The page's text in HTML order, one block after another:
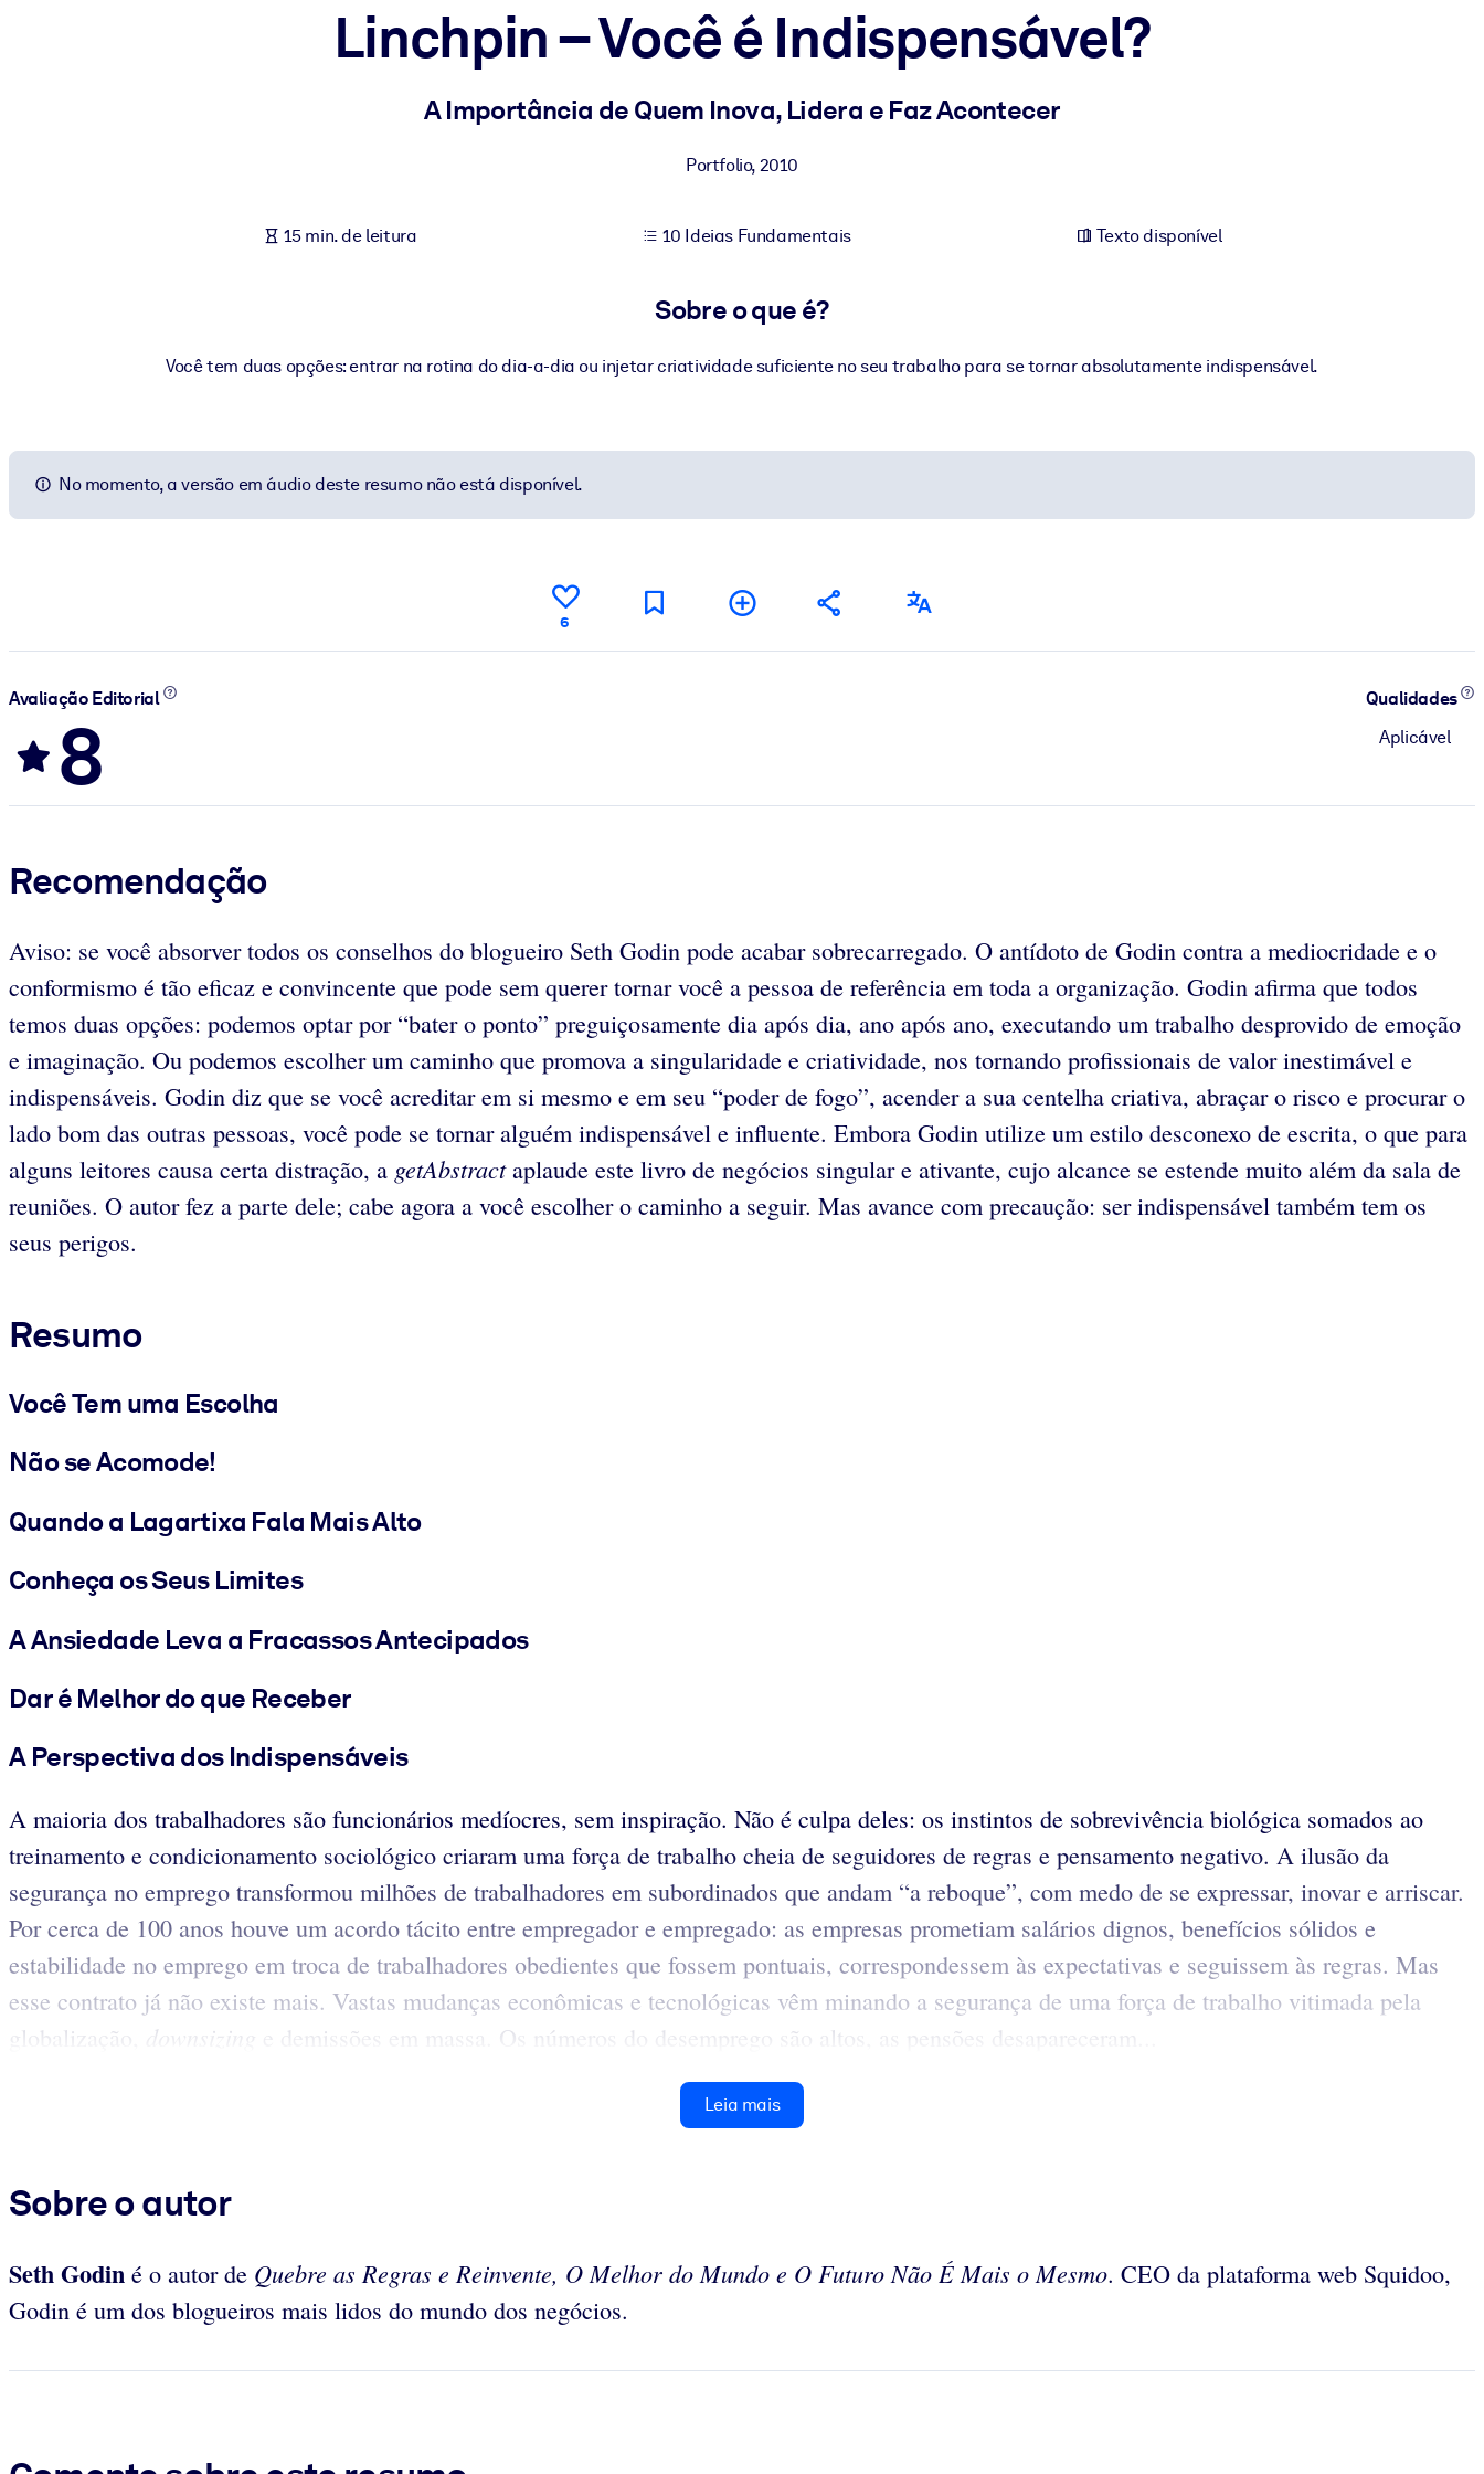
Enriqueça sua biblioteca corporativa com conhecimento de negócios confiável e pronto para uso.
Alimente seus sistemas de IA com conhecimento confiável e estruturado para melhorar os resultados.
Linchpin – Você é Indispensável?
A Importância de Quem Inova, Lidera e Faz Acontecer
Portfolio, 2010
15 min. de leitura 10 Ideias Fundamentais Texto disponível
Sobre o que é?
Você tem duas opções: entrar na rotina do dia-a-dia ou injetar criatividade suficiente no seu trabalho para se tornar absolutamente indispensável.
No momento, a versão em áudio deste resumo não está disponível.
6
Avaliação Editorial
8
Qualidades
Aplicável
Recomendação
Aviso: se você absorver todos os conselhos do blogueiro Seth Godin pode acabar sobrecarregado. O antídoto de Godin contra a mediocridade e o
conformismo é tão eficaz e convincente que pode sem querer tornar você a pessoa de referência em toda a organização. Godin afirma que todos
temos duas opções: podemos optar por “bater o ponto” preguiçosamente dia após dia, ano após ano, executando um trabalho desprovido de emoção
e imaginação. Ou podemos escolher um caminho que promova a singularidade e criatividade, nos tornando profissionais de valor inestimável e
indispensáveis. Godin diz que se você acreditar em si mesmo e em seu “poder de fogo”, acender a sua centelha criativa, abraçar o risco e procurar o
lado bom das outras pessoas, você pode se tornar alguém indispensável e influente. Embora Godin utilize um estilo desconexo de escrita, o que para
alguns leitores causa certa distração, a getAbstractaplaude este livro de negócios singular e ativante, cujo alcance se estende muito além da sala de
reuniões. O autor fez a parte dele; cabe agora a você escolher o caminho a seguir. Mas avance com precaução: ser indispensável também tem os
seus perigos.
Resumo
Você Tem uma Escolha
Não se Acomode!
Quando a Lagartixa Fala Mais Alto
Conheça os Seus Limites
A Ansiedade Leva a Fracassos Antecipados
Dar é Melhor do que Receber
A Perspectiva dos Indispensáveis
A maioria dos trabalhadores são funcionários medíocres, sem inspiração. Não é culpa deles: os instintos de sobrevivência biológica somados ao
treinamento e condicionamento sociológico criaram uma força de trabalho cheia de seguidores de regras e pensamento negativo. A ilusão da
segurança no emprego transformou milhões de trabalhadores em subordinados que andam “a reboque”, com medo de se expressar, inovar e arriscar.
Por cerca de 100 anos houve um acordo tácito entre empregador e empregado: as empresas prometiam salários dignos, benefícios sólidos e
estabilidade no emprego em troca de trabalhadores obedientes que fossem pontuais, correspondessem às expectativas e seguissem às regras. Mas
esse contrato já não existe mais. Vastas mudanças econômicas e tecnológicas vêm minando a segurança de uma força de trabalho vitimada pela
globalização,
downsizing e demissões em massa. Os números do desemprego são altos, as pensões desapareceram...
Leia mais
Sobre o autor
Seth Godin é o autor de Quebre as Regras e Reinvente, O Melhor do Mundo e O Futuro Não É Mais o Mesmo. CEO da plataforma web Squidoo,
Godin é um dos blogueiros mais lidos do mundo dos negócios.